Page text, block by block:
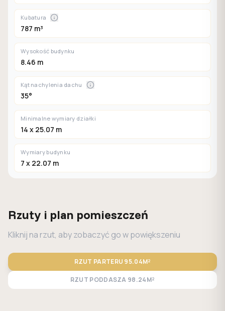
Kubatura
787 m³
Wysokość budynku
8.46 m
Kąt nachylenia dachu
35°
Minimalne wymiary działki
14 x 25.07 m
Wymiary budynku
7 x 22.07 m
Rzuty i plan pomieszczeń
Kliknij na rzut, aby zobaczyć go w powiększeniu
RZUT PARTERU 95.04M²
RZUT PODDASZA 98.24M²